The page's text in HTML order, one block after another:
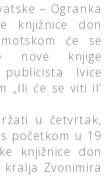
– Ogranka
knjižnice don
će se
nove knjige
Ivice
„Ili će se viti il’
u četvrtak,
početkom u 19
knjižnice don
kralja Zvonimira